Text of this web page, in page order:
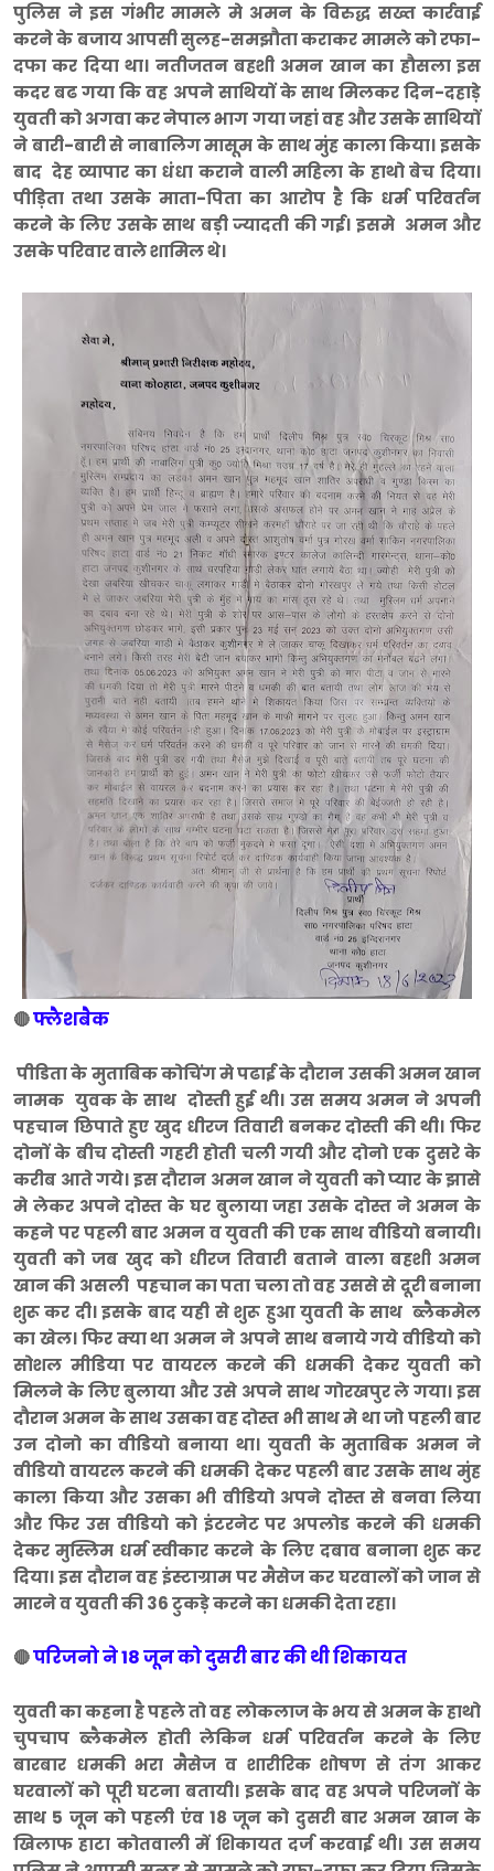
पुलिस ने इस गंभीर मामले मे अमन के विरुद्ध सख्त कार्रवाई
करने के बजाय आपसी सुलह-समझौता कराकर मामले को रफा-
दफा कर दिया था। नतीजतन बहशी अमन खान का हौसला इस
कदर बढ गया कि वह अपने साथियों के साथ मिलकर दिन-दहाड़े
युवती को अगवा कर नेपाल भाग गया जहां वह और उसके साथियों
ने बारी-बारी से नाबालिग मासूम के साथ मुंह काला किया। इसके
बाद देह व्यापार का धंधा कराने वाली महिला के हाथो बेच दिया।
पीड़िता तथा उसके माता-पिता का आरोप है कि धर्म परिवर्तन
करने के लिए उसके साथ बड़ी ज्यादती की गई। इसमे अमन और
उसके परिवार वाले शामिल थे।
🔴फ्लैशबैक
पीडिता के मुताबिक कोचिंग मे पढाई के दौरान उसकी अमन खान
नामक युवक के साथ दोस्ती हुई थी। उस समय अमन ने अपनी
पहचान छिपाते हुए खुद धीरज तिवारी बनकर दोस्ती की थी। फिर
दोनों के बीच दोस्ती गहरी होती चली गयी और दोनो एक दुसरे के
करीब आते गये। इस दौरान अमन खान ने युवती को प्यार के झासे
मे लेकर अपने दोस्त के घर बुलाया जहा उसके दोस्त ने अमन के
कहने पर पहली बार अमन व युवती की एक साथ वीडियो बनायी।
युवती को जब खुद को धीरज तिवारी बताने वाला बहशी अमन
खान की असली पहचान का पता चला तो वह उससे से दूरी बनाना
शुरू कर दी। इसके बाद यही से शुरू हुआ युवती के साथ ब्लैकमेल
का खेल। फिर क्या था अमन ने अपने साथ बनाये गये वीडियो को
सोशल मीडिया पर वायरल करने की धमकी देकर युवती को
मिलने के लिए बुलाया और उसे अपने साथ गोरखपुर ले गया। इस
दौरान अमन के साथ उसका वह दोस्त भी साथ मे था जो पहली बार
उन दोनो का वीडियो बनाया था। युवती के मुताबिक अमन ने
वीडियो वायरल करने की धमकी देकर पहली बार उसके साथ मुंह
काला किया और उसका भी वीडियो अपने दोस्त से बनवा लिया
और फिर उस वीडियो को इंटरनेट पर अपलोड करने की धमकी
देकर मुस्लिम धर्म स्वीकार करने के लिए दबाव बनाना शुरू कर
दिया। इस दौरान वह इंस्टाग्राम पर मैसेज कर घरवालों को जान से
मारने व युवती की 36 टुकड़े करने का धमकी देता रहा।
🔴परिजनो ने 18 जून को दुसरी बार की थी शिकायत
युवती का कहना है पहले तो वह लोकलाज के भय से अमन के हाथो
चुपचाप ब्लैकमेल होती लेकिन धर्म परिवर्तन करने के लिए
बारबार धमकी भरा मैसेज व शारीरिक शोषण से तंग आकर
घरवालों को पूरी घटना बतायी। इसके बाद वह अपने परिजनों के
साथ 5 जून को पहली एंव 18 जून को दुसरी बार अमन खान के
खिलाफ हाटा कोतवाली में शिकायत दर्ज करवाई थी। उस समय